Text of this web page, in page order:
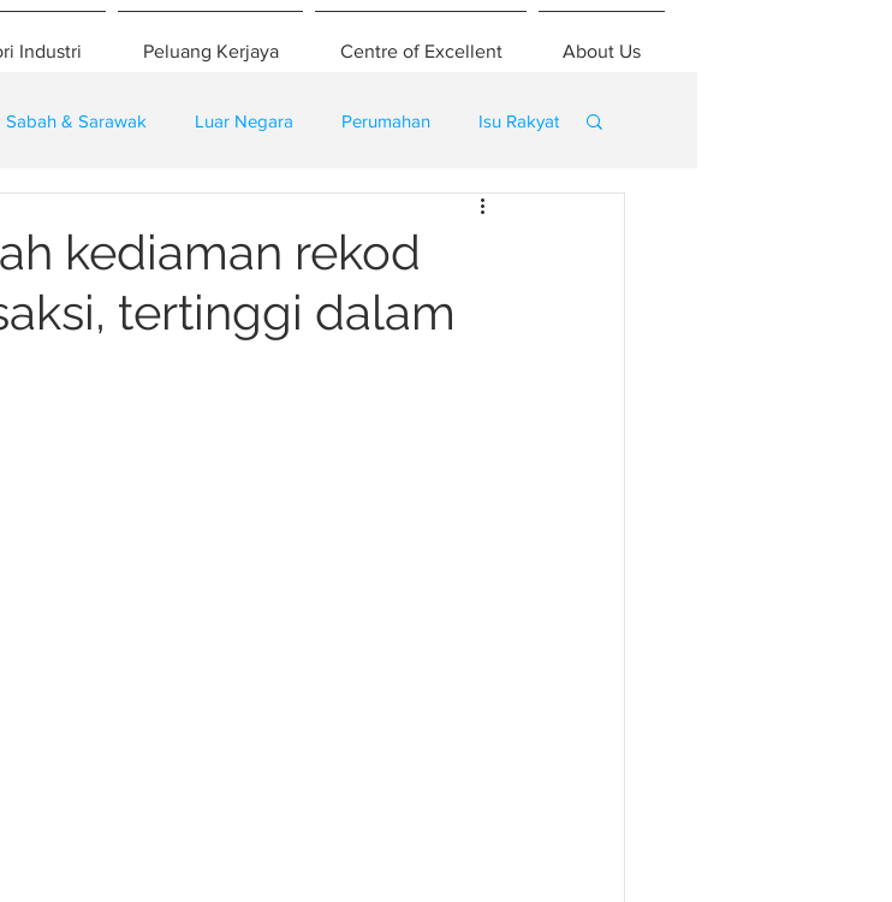
Industri Peluang Kerjaya Centre of Excellent About Us
Sabah & Sarawak Luar Negara Perumahan Isu Rakyat
kediaman rekod
tertinggi dalam